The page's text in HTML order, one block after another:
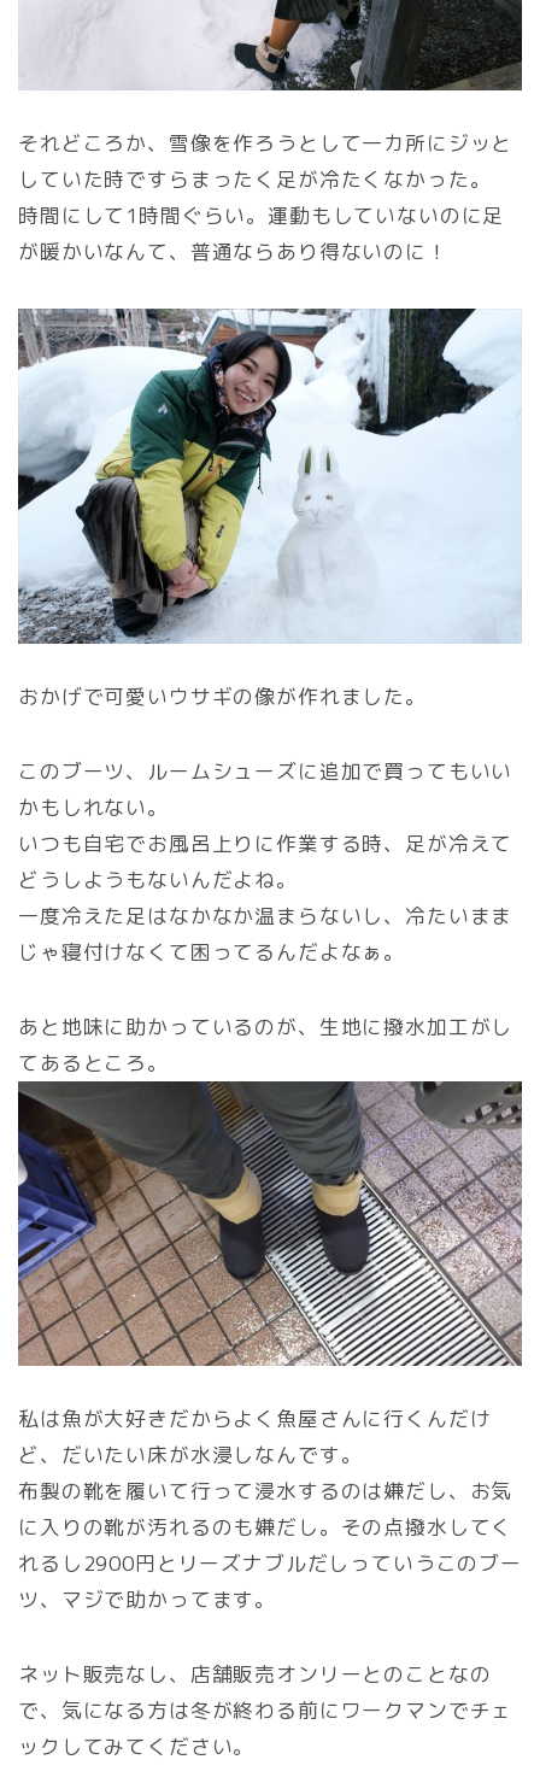
それどころか、雪像を作ろうとして一カ所にジッと
していた時ですらまったく足が冷たくなかった。
時間にして1時間ぐらい。運動もしていないのに足
が暖かいなんて、普通ならあり得ないのに！
おかげで可愛いウサギの像が作れました。
このブーツ、ルームシューズに追加で買ってもいい
かもしれない。
いつも自宅でお風呂上りに作業する時、足が冷えて
どうしようもないんだよね。
一度冷えた足はなかなか温まらないし、冷たいまま
じゃ寝付けなくて困ってるんだよなぁ。
あと地味に助かっているのが、生地に撥水加工がし
てあるところ。
私は魚が大好きだからよく魚屋さんに行くんだけ
ど、だいたい床が水浸しなんです。
布製の靴を履いて行って浸水するのは嫌だし、お気
に入りの靴が汚れるのも嫌だし。その点撥水してく
れるし2900円とリーズナブルだしっていうこのブー
ツ、マジで助かってます。
ネット販売なし、店舗販売オンリーとのことなの
で、気になる方は冬が終わる前にワークマンでチェ
ックしてみてください。